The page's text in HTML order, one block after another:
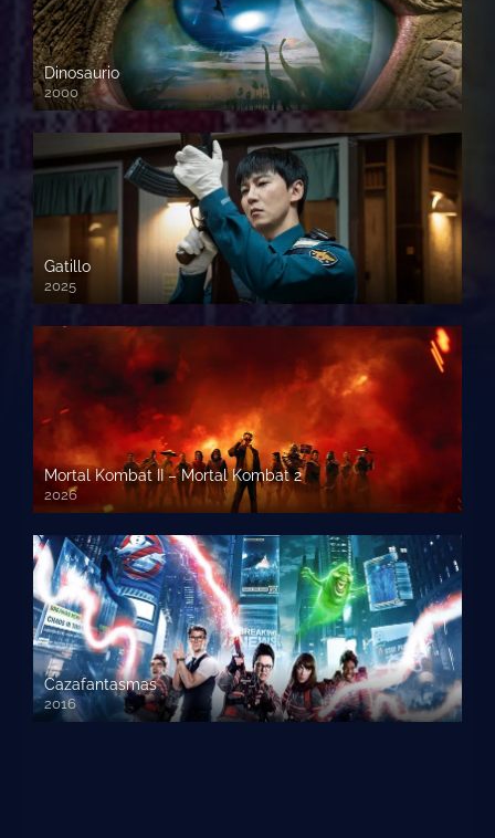
Dinosaurio
2000
720 HD
Gatillo
2025
Mortal Kombat II – Mortal Kombat 2
2026
1080p HD
Cazafantasmas
2016
720p HD